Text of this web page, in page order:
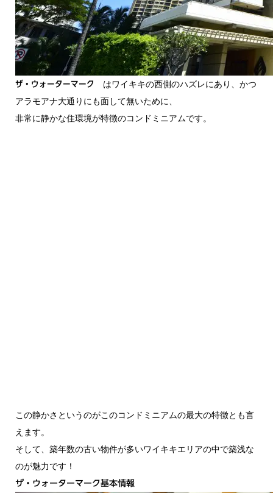
ザ・ウォーターマーク
はワイキキの西側のハズレにあり、かつ
アラモアナ大通りにも面して無いために、
非常に静かな住環境が特徴のコンドミニアムです。
この静かさというのがこのコンドミニアムの最大の特徴とも言
えます。
そして、築年数の古い物件が多いワイキキエリアの中で築浅な
のが魅力です！
ザ・ウォーターマーク基本情報